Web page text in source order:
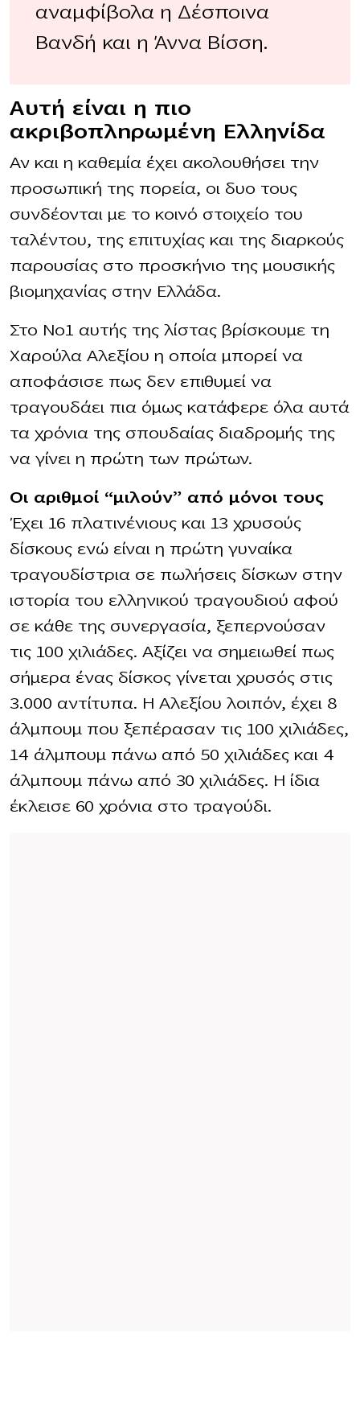
αναμφίβολα η Δέσποινα
Βανδή και η Άννα Βίσση.
Αυτή είναι η πιο
ακριβοπλnρωμένη Ελληνίδα
Αν και η καθεμία έχει ακολουθήσει την
προσωπική της πορεία, οι δυο τους
συνδέονται με το κοινό στοιχείο του
ταλέντου, της επιτυχίας και της διαρκούς
παρουσίας στο προσκήνιο της μουσικής
βιομηχανίας στην Ελλάδα.
Στο Νο1 αυτής της λίστας βρίσκουμε τη
Χαρούλα Αλεξίου η οποία μπορεί να
αποφάσισε πως δεν επιθυμεί να
τραγουδάει πια όμως κατάφερε όλα αυτά
τα χρόνια της σπουδαίας διαδρομής της
να γίνει η πρώτη των πρώτων.
Οι αριθμοί “μιλούν” από μόνοι τους
Έχει 16 πλατινένιους και 13 χρυσούς
δίσκους ενώ είναι η πρώτη γυναίκα
τραγουδίστρια σε πωλήσεις δίσκων στην
ιστορία του ελληνικού τραγουδιού αφού
σε κάθε της συνεργασία, ξεπερνούσαν
τις 100 χιλιάδες. Αξίζει να σημειωθεί πως
σήμερα ένας δίσκος γίνεται χρυσός στις
3.000 αντίτυπα. Η Αλεξίου λοιπόν, έχει 8
άλμπουμ που ξεπέρασαν τις 100 χιλιάδες,
14 άλμπουμ πάνω από 50 χιλιάδες και 4
άλμπουμ πάνω από 30 χιλιάδες. Η ίδια
έκλεισε 60 χρόνια στο τραγούδι.